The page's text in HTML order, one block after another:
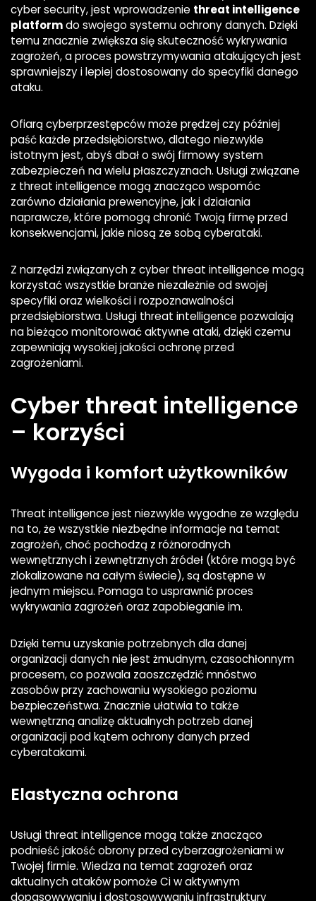
cyber security, jest wprowadzenie threat intelligence
platformdo swojego systemu ochrony danych. Dzięki
temu znacznie zwiększa się skuteczność wykrywania
zagrożeń, a proces powstrzymywania atakujących jest
sprawniejszy i lepiej dostosowany do specyfiki danego
ataku.
Ofiarą cyberprzestępców może prędzej czy później
paść każde przedsiębiorstwo, dlatego niezwykle
istotnym jest, abyś dbał o swój firmowy system
zabezpieczeń na wielu płaszczyznach. Usługi związane
z threat intelligence mogą znacząco wspomóc
zarówno działania prewencyjne, jak i działania
naprawcze, które pomogą chronić Twoją firmę przed
konsekwencjami, jakie niosą ze sobą cyberataki.
Z narzędzi związanych z cyber threat intelligence mogą
korzystać wszystkie branże niezależnie od swojej
specyfiki oraz wielkości i rozpoznawalności
przedsiębiorstwa. Usługi threat intelligence pozwalają
na bieżąco monitorować aktywne ataki, dzięki czemu
zapewniają wysokiej jakości ochronę przed
zagrożeniami.
Cyber threat intelligence
– korzyści
Wygoda i komfort użytkowników
Threat intelligence jest niezwykle wygodne ze względu
na to, że wszystkie niezbędne informacje na temat
zagrożeń, choć pochodzą z różnorodnych
wewnętrznych i zewnętrznych źródeł (które mogą być
zlokalizowane na całym świecie), są dostępne w
jednym miejscu. Pomaga to usprawnić proces
wykrywania zagrożeń oraz zapobieganie im.
Dzięki temu uzyskanie potrzebnych dla danej
organizacji danych nie jest żmudnym, czasochłonnym
procesem, co pozwala zaoszczędzić mnóstwo
zasobów przy zachowaniu wysokiego poziomu
bezpieczeństwa. Znacznie ułatwia to także
wewnętrzną analizę aktualnych potrzeb danej
organizacji pod kątem ochrony danych przed
cyberatakami.
Elastyczna ochrona
Usługi threat intelligence mogą także znacząco
podnieść jakość obrony przed cyberzagrożeniami w
Twojej firmie. Wiedza na temat zagrożeń oraz
aktualnych ataków pomoże Ci w aktywnym
dopasowywaniu i dostosowywaniu infrastruktury